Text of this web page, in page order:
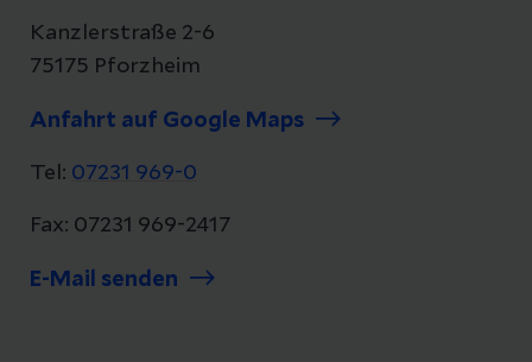
Kanzlerstraße 2-6
75175 Pforzheim
Anfahrt auf Google Maps
Tel: 07231 969-0
Fax: 07231 969-2417
E-Mail senden